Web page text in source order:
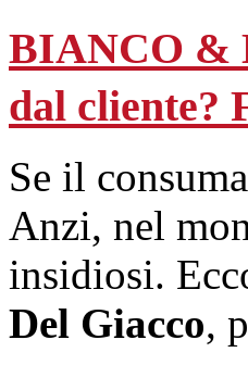
BIANCO &
dal cliente?
Se il
Anzi, nel
insidiosi.
Del Giacco,